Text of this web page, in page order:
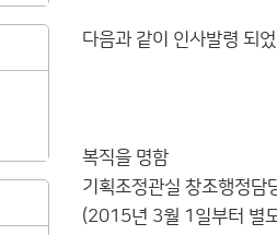
다음과 같이 인사발령 되
기상청(육
기상주사
복직을 명함
기획조정관실 창조행정담
(2015년 3월 1일부터 별